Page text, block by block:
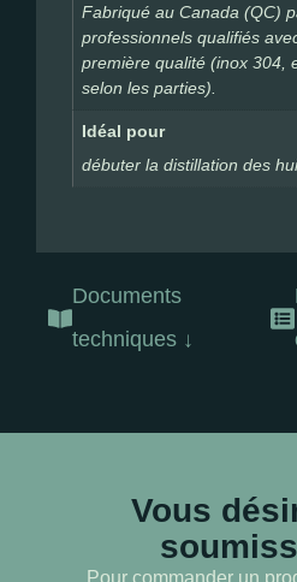
Fabriqué au Canada (QC)
professionnels qualifiés
première qualité (inox 304,
selon les parties).
Idéal pour
débuter la distillation des
Documents
techniques ↓
Vous
Pour commander un